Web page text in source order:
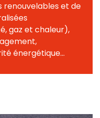
renouvelables et de
gaz et chaleur),
énergétique...